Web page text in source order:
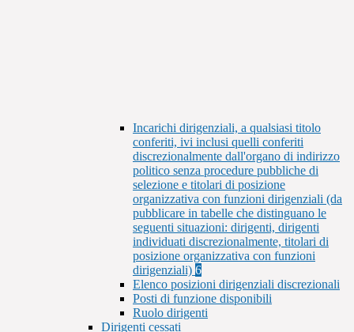
Incarichi dirigenziali, a qualsiasi titolo
conferiti, ivi inclusi quelli conferiti
discrezionalmente dall'organo di indirizzo
politico senza procedure pubbliche di
selezione e titolari di posizione
organizzativa con funzioni dirigenziali (da
pubblicare in tabelle che distinguano le
seguenti situazioni: dirigenti, dirigenti
individuati discrezionalmente, titolari di
posizione organizzativa con funzioni
dirigenziali) 6
Elenco posizioni dirigenziali discrezionali
Posti di funzione disponibili
Ruolo dirigenti
Dirigenti cessati